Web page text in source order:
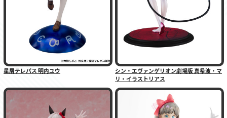
星屑テレパス 明内ユウ
シン・エヴァンゲリオン劇場版 真希波・マ
リ・イラストリアス